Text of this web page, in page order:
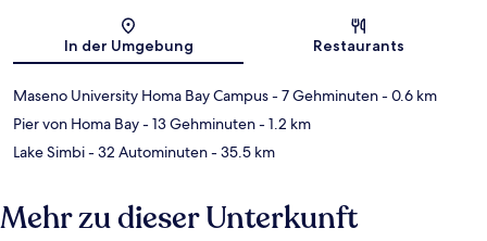
In der Umgebung Restaurants
Maseno University Homa Bay Campus- 7 Gehminuten- 0.6 km
Pier von Homa Bay- 13 Gehminuten- 1.2 km
Lake Simbi- 32 Autominuten- 35.5 km
Mehr zu dieser Unterkunft